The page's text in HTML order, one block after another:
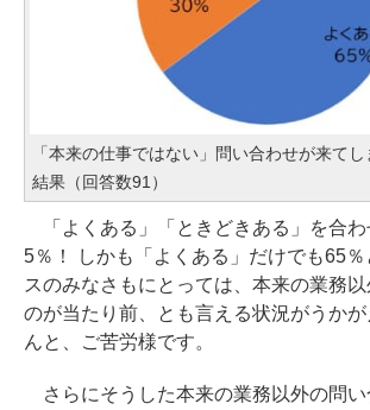
「本来の仕事ではない」問い合わせが来て
結果（回答数91）
「よくある」「ときどきある」を合わ
5％！ しかも「よくある」だけでも65
スのみなさもにとっては、本来の業務
のが当たり前、とも言える状況がうか
んと、ご苦労様です。
さらにそうした本来の業務以外の問い